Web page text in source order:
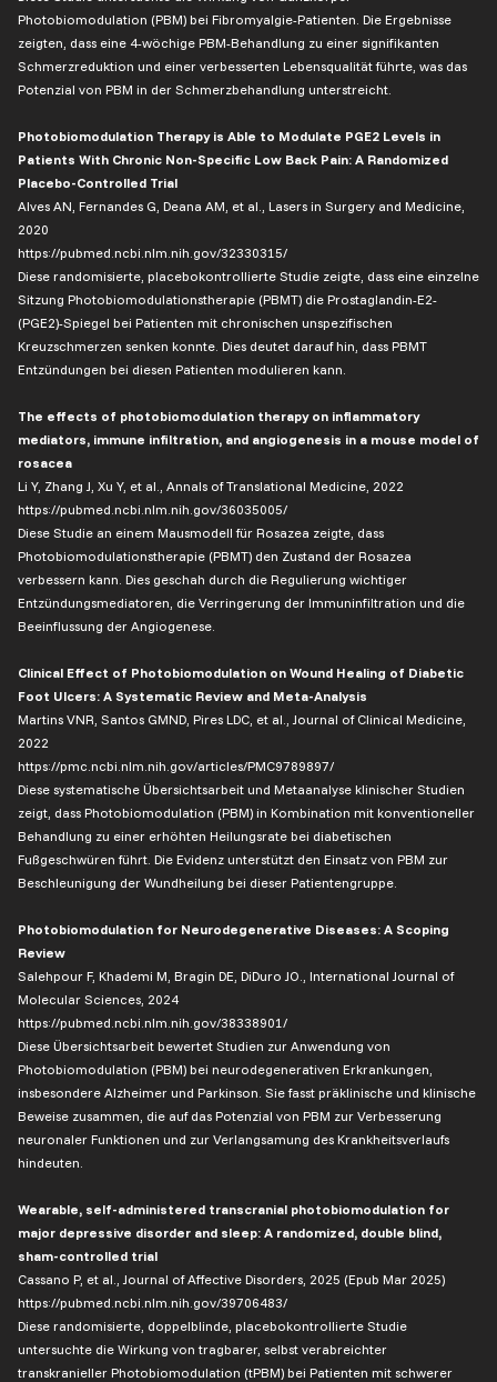
Photobiomodulation (PBM) bei Fibromyalgie-Patienten. Die Ergebnisse
zeigten, dass eine 4-wöchige PBM-Behandlung zu einer signifikanten
Schmerzreduktion und einer verbesserten Lebensqualität führte, was das
Potenzial von PBM in der Schmerzbehandlung unterstreicht.
Photobiomodulation Therapy is Able to Modulate PGE2 Levels in
Patients With Chronic Non-Specific Low Back Pain: A Randomized
Placebo-Controlled Trial
Alves AN, Fernandes G, Deana AM, et al., Lasers in Surgery and Medicine,
2020
https://pubmed.ncbi.nlm.nih.gov/32330315/
Diese randomisierte, placebokontrollierte Studie zeigte, dass eine einzelne
Sitzung Photobiomodulationstherapie (PBMT) die Prostaglandin-E2-
(PGE2)-Spiegel bei Patienten mit chronischen unspezifischen
Kreuzschmerzen senken konnte. Dies deutet darauf hin, dass PBMT
Entzündungen bei diesen Patienten modulieren kann.
The effects of photobiomodulation therapy on inflammatory
mediators, immune infiltration, and angiogenesis in a mouse model of
rosacea
Li Y, Zhang J, Xu Y, et al., Annals of Translational Medicine, 2022
https://pubmed.ncbi.nlm.nih.gov/36035005/
Diese Studie an einem Mausmodell für Rosazea zeigte, dass
Photobiomodulationstherapie (PBMT) den Zustand der Rosazea
verbessern kann. Dies geschah durch die Regulierung wichtiger
Entzündungsmediatoren, die Verringerung der Immuninfiltration und die
Beeinflussung der Angiogenese.
Clinical Effect of Photobiomodulation on Wound Healing of Diabetic
Foot Ulcers: A Systematic Review and Meta-Analysis
Martins VNR, Santos GMND, Pires LDC, et al., Journal of Clinical Medicine,
2022
https://pmc.ncbi.nlm.nih.gov/articles/PMC9789897/
Diese systematische Übersichtsarbeit und Metaanalyse klinischer Studien
zeigt, dass Photobiomodulation (PBM) in Kombination mit konventioneller
Behandlung zu einer erhöhten Heilungsrate bei diabetischen
Fußgeschwüren führt. Die Evidenz unterstützt den Einsatz von PBM zur
Beschleunigung der Wundheilung bei dieser Patientengruppe.
Photobiomodulation for Neurodegenerative Diseases: A Scoping
Review
Salehpour F, Khademi M, Bragin DE, DiDuro JO., International Journal of
Molecular Sciences, 2024
https://pubmed.ncbi.nlm.nih.gov/38338901/
Diese Übersichtsarbeit bewertet Studien zur Anwendung von
Photobiomodulation (PBM) bei neurodegenerativen Erkrankungen,
insbesondere Alzheimer und Parkinson. Sie fasst präklinische und klinische
Beweise zusammen, die auf das Potenzial von PBM zur Verbesserung
neuronaler Funktionen und zur Verlangsamung des Krankheitsverlaufs
hindeuten.
Wearable, self-administered transcranial photobiomodulation for
major depressive disorder and sleep: A randomized, double blind,
sham-controlled trial
Cassano P, et al., Journal of Affective Disorders, 2025 (Epub Mar 2025)
https://pubmed.ncbi.nlm.nih.gov/39706483/
Diese randomisierte, doppelblinde, placebokontrollierte Studie
untersuchte die Wirkung von tragbarer, selbst verabreichter
transkranieller Photobiomodulation (tPBM) bei Patienten mit schwerer